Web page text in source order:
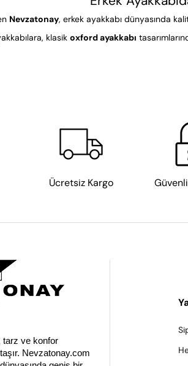
Nevzatonay, erkek ayakkabı dünyasında
klasik oxford ayakkabı
günlük
temponuza ayak
için tasarlanan
Ücretsiz Kargo
tarz ve konfor
Nevzatonay.com